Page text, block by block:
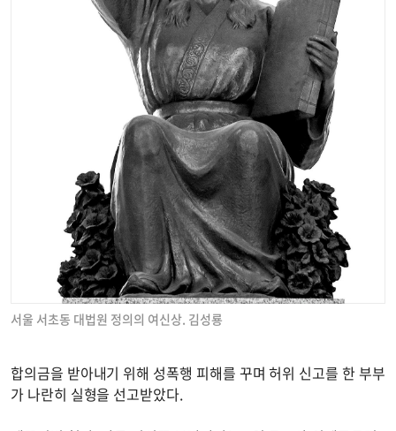
서울 서초동 대법원 정의의 여신상. 김성룡
합의금을 받아내기 위해 성폭행 피해를 꾸며 허위 신고를 한 부부
가 나란히 실형을 선고받았다.